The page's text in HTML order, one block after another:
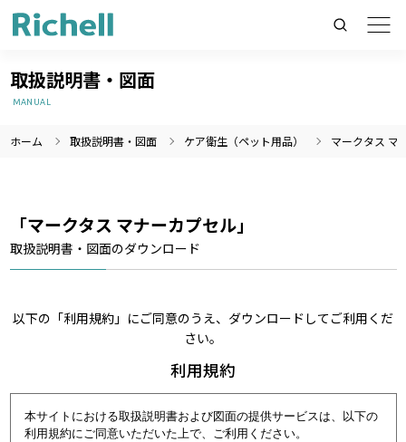
製品情報のみを検索
取扱説明書・図面
MANUAL
ホーム 取扱説明書・図面 ケア衛生（ペット用品） マークタス マ
「マークタス マナーカプセル」
取扱説明書・図面のダウンロード
以下の「利用規約」にご同意のうえ、ダウンロードしてご利用くだ
さい。
利用規約
本サイトにおける取扱説明書および図面の提供サービスは、以下の
利用規約にご同意いただいた上で、ご利用ください。